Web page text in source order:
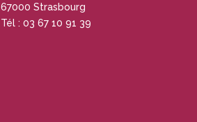
67000 Strasbourg
Tél : 03 67 10 91 39